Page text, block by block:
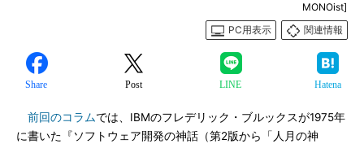
MONOist]
PC用表示
関連情報
Share Post LINE Hatena
前回のコラムでは、IBMのフレデリック・ブルックスが1975年
に書いた『ソフトウェア開発の神話（第2版から「人月の神